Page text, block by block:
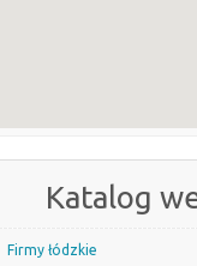
Katalog
Firmy łódzkie